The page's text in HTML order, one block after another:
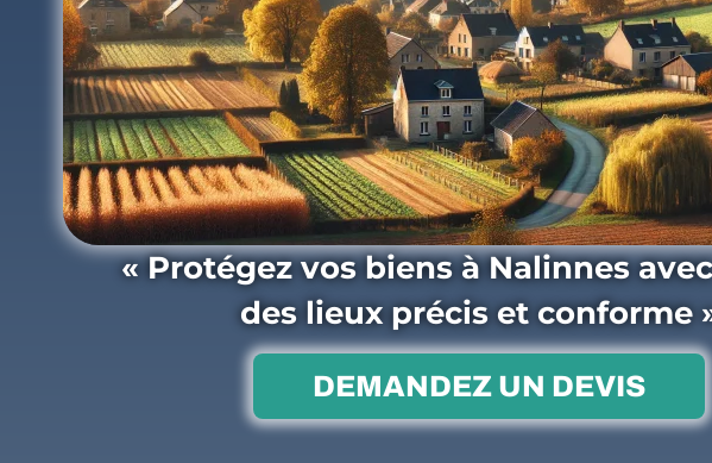
« Protégez vos biens à Nalinnes
des lieux précis et conforme
DEMANDEZ UN DEVIS